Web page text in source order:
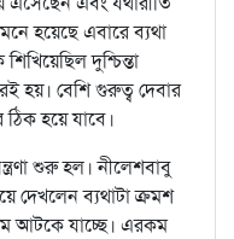
হয়েছে এবারে ব্যথা
দুশ্চিন্তা
হয়। বেশি গুরুত্ব দেবার
হয়ে যাবে।
শুরু হল। নীলেশবাবু
দেখলেন ব্যথাটা ক্রমশ
আটকে যাচ্ছে। এরকম